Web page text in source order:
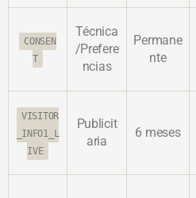
CONSEN
T
Técnica
/Prefere
ncias
Permane
nte
VISITOR
_INFO1_L
IVE
Publicit
aria
6 meses